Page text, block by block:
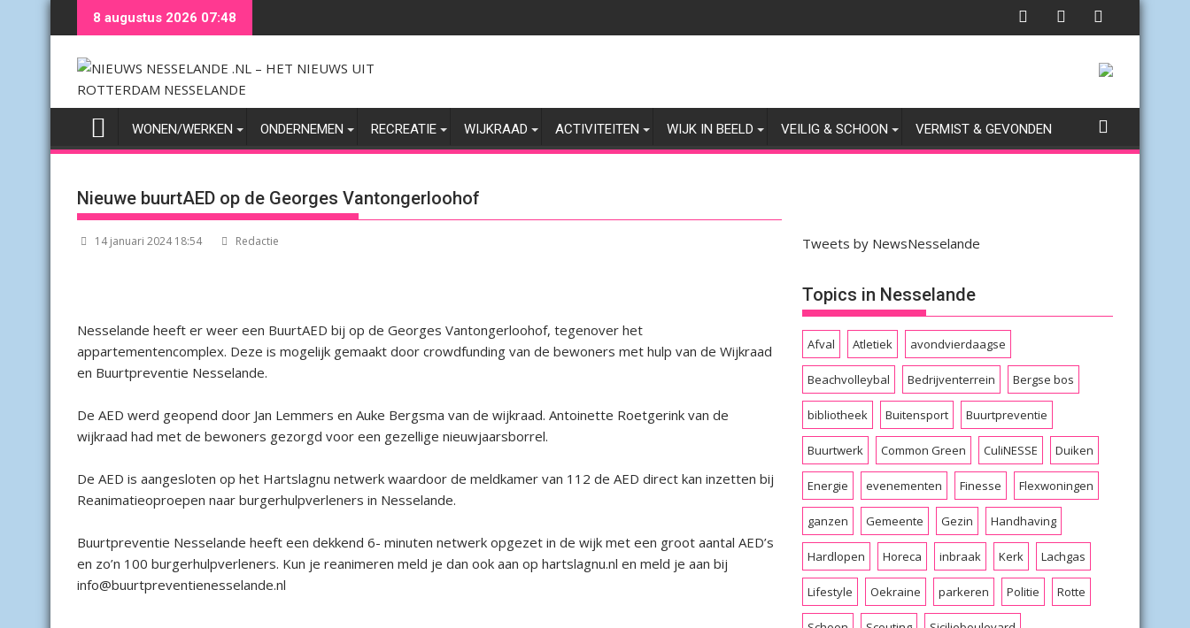
naar
inhoud
8 augustus 2026 07:48
WONEN/WERKEN ONDERNEMEN RECREATIE WIJKRAAD ACTIVITEITEN WIJK IN BEELD VEILIG & SCHOON VERMIST & GEVONDEN
Nieuwe buurtAED op de Georges Vantongerloohof
14 januari 2024 18:54 Redactie
Nesselande heeft er weer een BuurtAED bij op de Georges Vantongerloohof, tegenover het
appartementencomplex. Deze is mogelijk gemaakt door crowdfunding van de bewoners met hulp van de Wijkraad
en Buurtpreventie Nesselande.
De AED werd geopend door Jan Lemmers en Auke Bergsma van de wijkraad. Antoinette Roetgerink van de
wijkraad had met de bewoners gezorgd voor een gezellige nieuwjaarsborrel.
De AED is aangesloten op het Hartslagnu netwerk waardoor de meldkamer van 112 de AED direct kan inzetten bij
Reanimatieoproepen naar burgerhulpverleners in Nesselande.
Buurtpreventie Nesselande heeft een dekkend 6- minuten netwerk opgezet in de wijk met een groot aantal AED’s
en zo’n 100 burgerhulpverleners. Kun je reanimeren meld je dan ook aan op hartslagnu.nl en meld je aan bij
info@buurtpreventienesselande.nl
Tweets by NewsNesselande
Topics in Nesselande
Afval Atletiek avondvierdaagse
Beachvolleybal Bedrijventerrein Bergse bos
bibliotheek Buitensport Buurtpreventie
Buurtwerk Common Green CuliNESSE Duiken
Energie evenementen Finesse Flexwoningen
ganzen Gemeente Gezin Handhaving
Hardlopen Horeca inbraak Kerk Lachgas
Lifestyle Oekraine parkeren Politie Rotte